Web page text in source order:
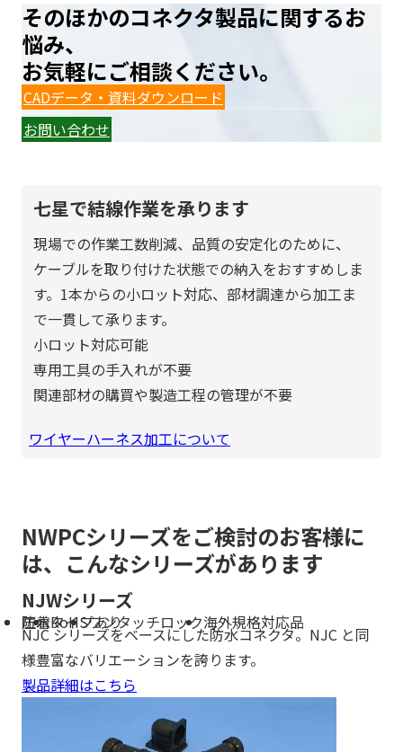
そのほかのコネクタ製品に関するお
悩み、
お気軽にご相談ください。
CADデータ・資料ダウンロード
お問い合わせ
七星で結線作業を承ります
現場での作業工数削減、品質の安定化のために、
ケーブルを取り付けた状態での納入をおすすめしま
す。1本からの小ロット対応、部材調達から加工ま
で一貫して承ります。
小ロット対応可能
専用工具の手入れが不要
関連部材の購買や製造工程の管理が不要
ワイヤーハーネス加工について
NWPCシリーズをご検討のお客様に
は、こんなシリーズがあります
NJWシリーズ
防水RoHSワンタッチロック海外規格対応品
圧着タイプあり
NJC シリーズをベースにした防水コネクタ。NJC と同
様豊富なバリエーションを誇ります。
製品詳細はこちら